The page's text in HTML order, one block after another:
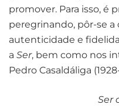
promover. Para isso, é
peregrinando, pôr-se
autenticidade e
a Ser, bem como nos
Pedro Casaldáliga
Ser